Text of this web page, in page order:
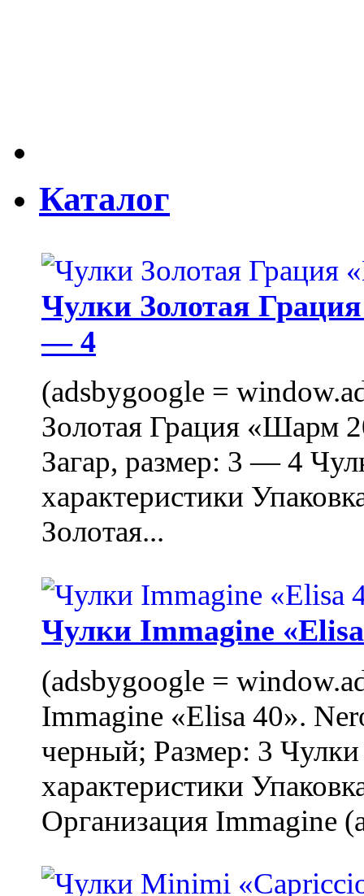
Каталог
Чулки Золотая
— 4
(adsbygoogle =
Золотая Грация «Шарм
Загар, размер: 3 — 4
характеристики
Золотая...
Чулки Immagine
(adsbygoogle =
Immagine «Elisa 40».
черный; Размер: 3
характеристики
Организация Immagine